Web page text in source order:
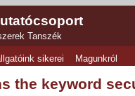
Tanszék
sikerei Magunkról
the keyword